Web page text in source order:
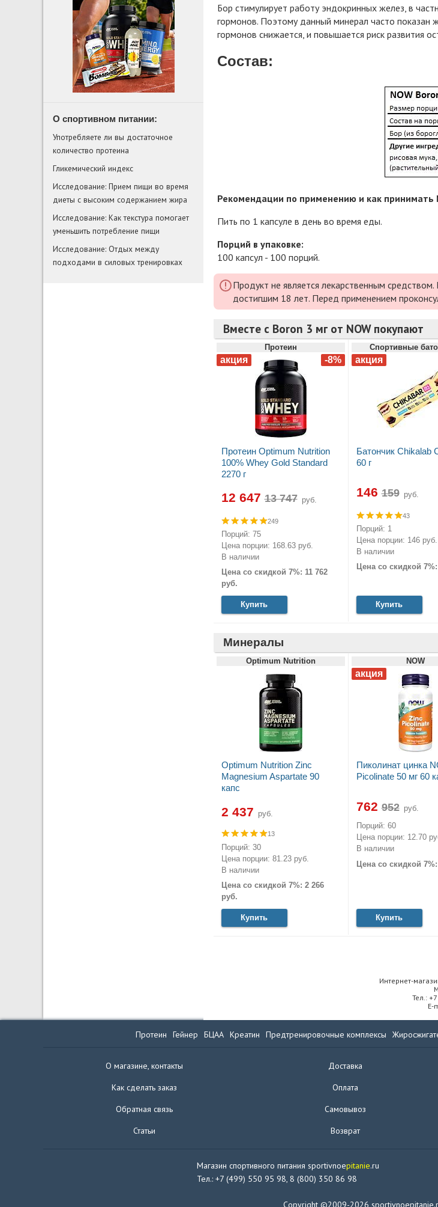
Бор стимулирует работу эндокринных желез, в
гормонов. Поэтому данный минерал часто
гормонов снижается, и повышается риск развития
Состав:
Рекомендации по применению и как принимать
Пить по 1 капсуле в день во время еды.
Порций в упаковке:
100 капсул - 100 порций.
Продукт не является лекарственным
достигшим 18 лет. Перед применением
Вместе с Boron 3 мг от NOW покупают
Протеин
Протеин Optimum Nutrition
100% Whey Gold Standard
2270 г
12 647 руб.
249
Порций: 75
Цена порции: 168.63 руб.
В наличии
Цена со скидкой 7%: 11 762
руб.
Купить
Спортивные
Батончик Chikalab
60 г
146 руб.
43
Порций: 1
Цена порции: 146 руб.
В наличии
Цена со скидкой
Купить
Минералы
Optimum Nutrition
Optimum Nutrition Zinc
Magnesium Aspartate 90
капс
2 437 руб.
13
Порций: 30
Цена порции: 81.23 руб.
В наличии
Цена со скидкой 7%: 2 266
руб.
Купить
NOW
Пиколинат цинка
Picolinate 50 мг 60
762
руб.
Порций: 60
Цена порции: 12.70
В наличии
Цена со скидкой
Купить
Интернет-
Тел.:
E-
О спортивном питании:
Употребляете ли вы достаточное
количество протеина
Гликемический индекс
Исследование: Прием пищи во время
диеты с высоким содержанием жира
Исследование: Как текстура помогает
уменьшить потребление пищи
Исследование: Отдых между
подходами в силовых тренировках
Протеин Гейнер БЦАА Креатин Предтренировочные комплексы
О магазине, контакты
Как сделать заказ
Обратная связь
Статьи
Доставка
Оплата
Самовывоз
Возврат
Магазин спортивного питания sportivnoepitanie.ru
Тел.: +7 (499) 550 95 98, 8 (800) 350 86 98
Copyright ©2009-2026